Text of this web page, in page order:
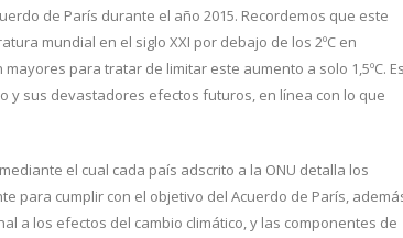
de París durante el año 2015. Recordemos que este
mundial en el siglo XXI por debajo de los 2ºC en
para tratar de limitar este aumento a solo 1,5ºC.
y sus devastadores efectos futuros, en línea con lo que
el cual cada país adscrito a la ONU detalla los
para cumplir con el objetivo del Acuerdo de París,
a los efectos del cambio climático, y las componentes de